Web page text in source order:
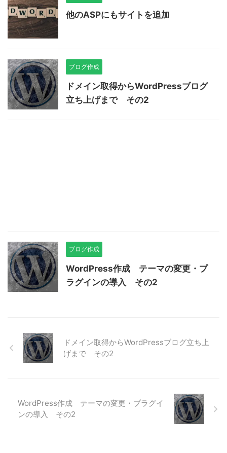
他のASPにもサイトを追加
ブログ作成
ドメイン取得からWordPressブログ
立ち上げまで その2
ブログ作成
WordPress作成 テーマの変更・プ
ラグインの導入 その2
ドメイン取得からWordPressブログ立ち上
げまで その2
WordPress作成 テーマの変更・プラグイ
ンの導入 その2